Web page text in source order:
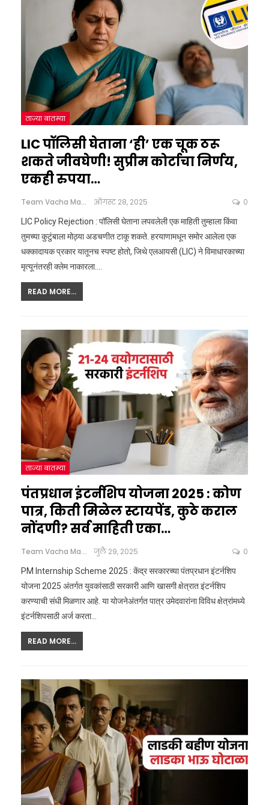
ताज्या बातम्या
LIC पॉलिसी घेताना ‘ही’ एक चूक ठरू
शकते जीवघेणी! सुप्रीम कोर्टाचा निर्णय,
एकही रुपया…
Team Vacha Marathi ऑगस्ट 28, 2025 0
LIC Policy Rejection : पॉलिसी घेताना लपवलेली एक माहिती तुम्हाला किंवा
तुमच्या कुटुंबाला मोठ्या अडचणीत टाकू शकते. हरयाणामधून समोर आलेला एक
धक्कादायक प्रकार यातूनच स्पष्ट होतो, जिथे एलआयसी (LIC) ने विमाधारकाच्या
मृत्यूनंतरही क्लेम नाकारला.
READ MORE...
ताज्या बातम्या
पंतप्रधान इंटर्नशिप योजना 2025 : कोण
पात्र, किती मिळेल स्टायपेंड, कुठे कराल
नोंदणी? सर्व माहिती एका…
Team Vacha Marathi जुलै 29, 2025 0
PM Internship Scheme 2025 : केंद्र सरकारच्या पंतप्रधान इंटर्नशिप
योजना 2025 अंतर्गत युवकांसाठी सरकारी आणि खासगी क्षेत्रात इंटर्नशिप
करण्याची संधी मिळणार आहे. या योजनेअंतर्गत पात्र उमेदवारांना विविध क्षेत्रांमध्ये
इंटर्नशिपसाठी अर्ज करता…
READ MORE...